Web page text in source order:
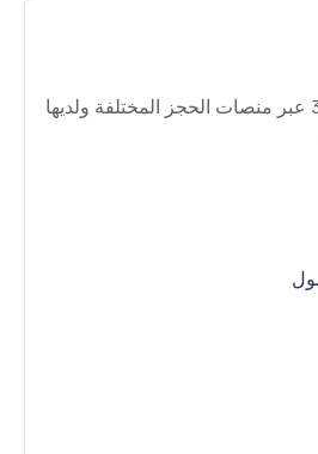
تم حجز هذه الوحدة 314 عبر منصات الحجز المختلفة ولديها